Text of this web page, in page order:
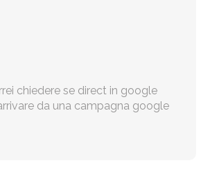
chiedere se direct in google
da una campagna google